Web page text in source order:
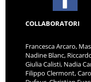
COLLABORATORI
Francesca Arcaro,
Nadine Blanc,
Giulia Calisti, Nadia
Filippo Clermont,